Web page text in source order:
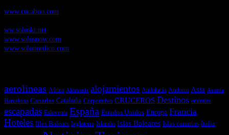
www.cucaboo.com
ww.soloski.net
www.solosnow.com
www.solonordico.com
aerolineas Africa Alemania alojamientos Andalucía Andorra Asia Austria
Barcelona Canarias Cataluña Corporativo CRUCEROS Destinos emirates
escapadas Eslovenia España Estados Unidos Europa Francia
Hoteles Illes Balears Inglaterra Islandia Islas Baleares Islas canarias Italia